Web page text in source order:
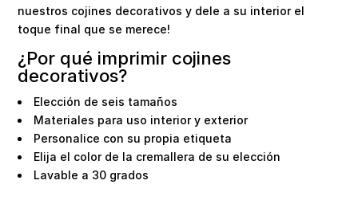
nuestros cojines decorativos y dele a su interior el
toque final que se merece!
¿Por qué imprimir cojines
decorativos?
Elección de seis tamaños
Materiales para uso interior y exterior
Personalice con su propia etiqueta
Elija el color de la cremallera de su elección
Lavable a 30 grados